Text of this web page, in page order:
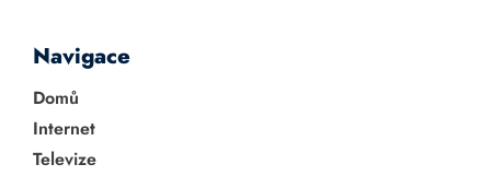
Navigace
Domů
Internet
Televize